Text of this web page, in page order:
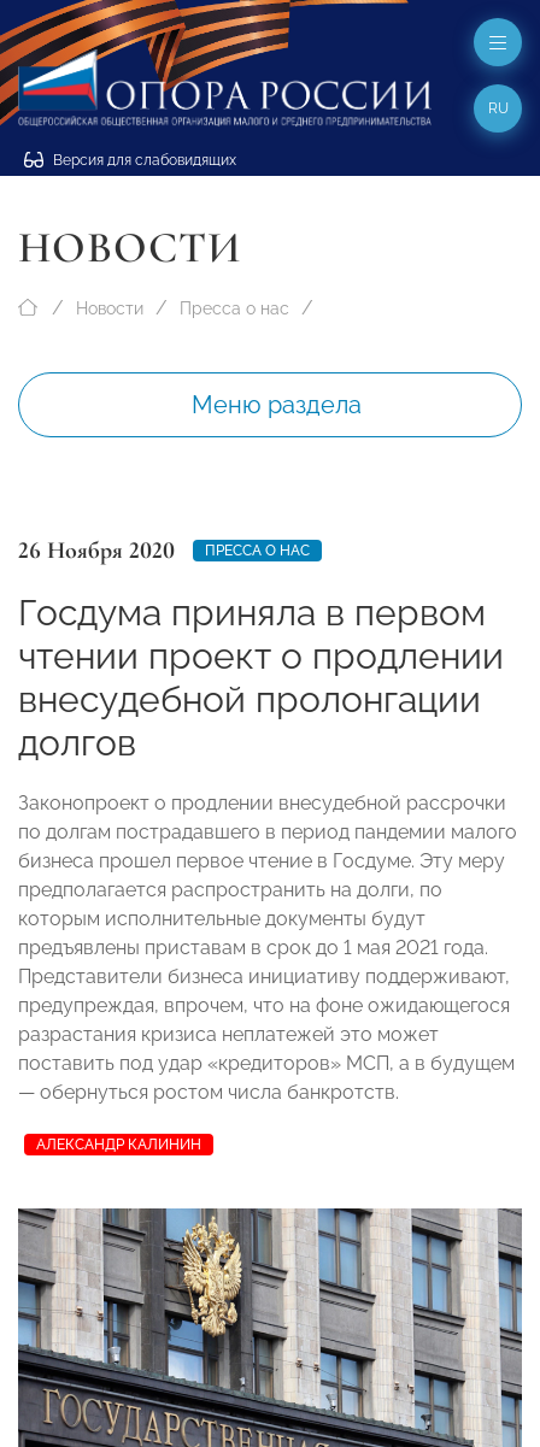
Версия для слабовидящих
RU
НОВОСТИ
Новости Пресса о нас
Меню раздела
26 Ноября 2020 ПРЕССА О НАС
Госдума приняла в первом
чтении проект о продлении
внесудебной пролонгации
долгов
Законопроект о продлении внесудебной рассрочки
по долгам пострадавшего в период пандемии малого
бизнеса прошел первое чтение в Госдуме. Эту меру
предполагается распространить на долги, по
которым исполнительные документы будут
предъявлены приставам в срок до 1 мая 2021 года.
Представители бизнеса инициативу поддерживают,
предупреждая, впрочем, что на фоне ожидающегося
разрастания кризиса неплатежей это может
поставить под удар «кредиторов» МСП, а в будущем
— обернуться ростом числа банкротств.
АЛЕКСАНДР КАЛИНИН